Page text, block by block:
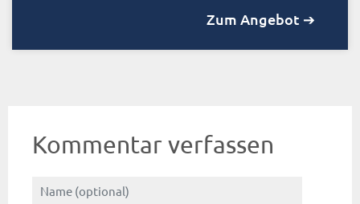
Zum Angebot ➔
Kommentar verfassen